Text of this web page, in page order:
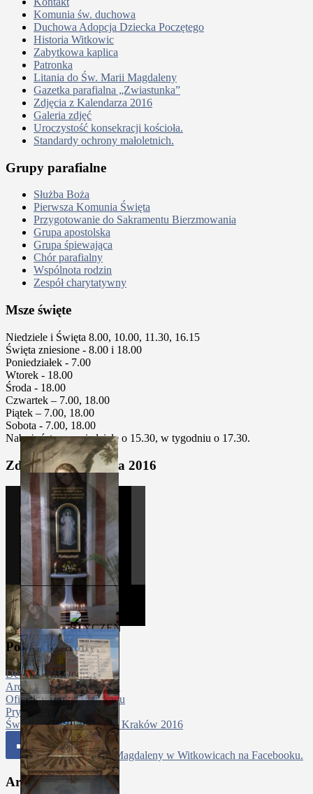
Komunia św. duchowa
Duchowa Adopcja Dziecka Poczętego
Historia Witkowic
Zabytkowa kaplica
Patronka
Litania do Św. Marii Magdaleny
Gazetka parafialna „Zwiastunka”
Zdjęcia z Kalendarza 2016
Galeria zdjęć
Uroczystość konsekracji kościoła.
Standardy ochrony małoletnich.
Grupy parafialne
Służba Boża
Pierwsza Komunia Święta
Przygotowanie do Sakramentu Bierzmowania
Grupa apostolska
Grupa śpiewająca
Chór parafialny
Wspólnota rodzin
Zespół charytatywny
Msze święte
Niedziele i Święta 8.00, 10.00, 11.30, 16.15
Święta zniesione - 8.00 i 18.00
Poniedziałek - 7.00
Wtorek - 18.00
Środa - 18.00
Czwartek – 7.00, 18.00
Piątek – 7.00, 18.00
Sobota - 7.00, 18.00
Nabożeństwa w niedziele o 15.30, w tygodniu o 17.30.
Zdjęcia z kalendarza 2016
Polecane strony
Dekanat Krowodrza
Archidiecezja Krakowska
Oficjalny serwis Watykanu
Prymas Polski
Światowe Dni Młodzieży Kraków 2016
Parafia Św Marii Magdaleny w Witkowicach na Facebooku.
Archiwa